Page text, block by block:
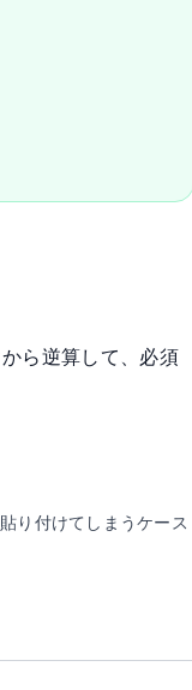
ら逆算して、必須
り付けてしまうケース